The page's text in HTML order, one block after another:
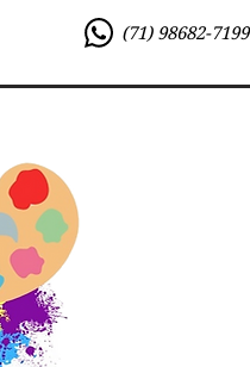
(71) 98682-7199